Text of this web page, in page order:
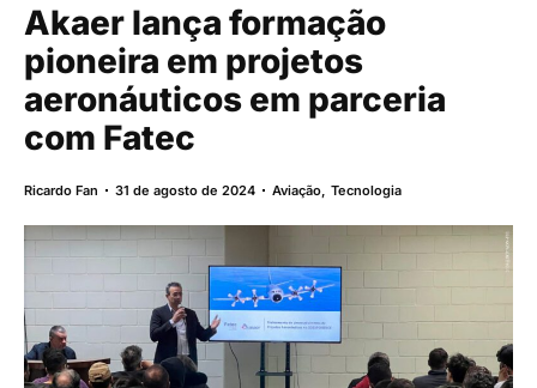
Akaer lança formação
pioneira em projetos
aeronáuticos em parceria
com Fatec
Ricardo Fan 31 de agosto de 2024 Aviação,Tecnologia